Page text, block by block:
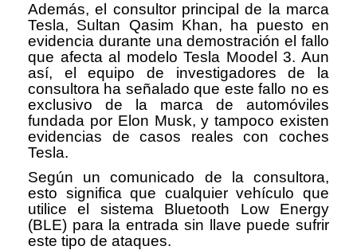
Además, el consultor principal de la marca
Tesla, Sultan Qasim Khan, ha puesto en
evidencia durante una demostración el fallo
que afecta al modelo Tesla Moodel 3. Aun
así, el equipo de investigadores de la
consultora ha señalado que este fallo no es
exclusivo de la marca de automóviles
fundada por Elon Musk, y tampoco existen
evidencias de casos reales con coches
Tesla.
Según un comunicado de la consultora,
esto significa que cualquier vehículo que
utilice el sistema Bluetooth Low Energy
(BLE) para la entrada sin llave puede sufrir
este tipo de ataques.